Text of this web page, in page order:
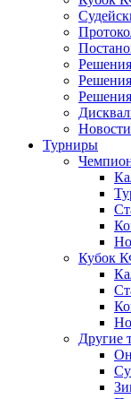
Турниры
Кубок
Другие